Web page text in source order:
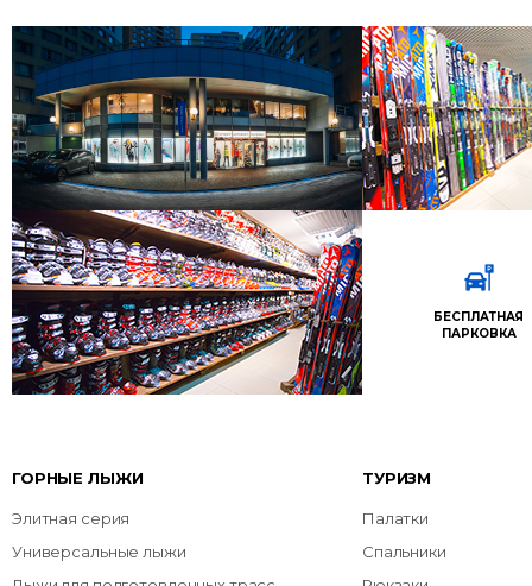
БЕСПЛАТНАЯ
ПАРКОВКА
ГОРНЫЕ ЛЫЖИ
Элитная серия
Универсальные лыжи
ТУРИЗМ
Палатки
Спальники